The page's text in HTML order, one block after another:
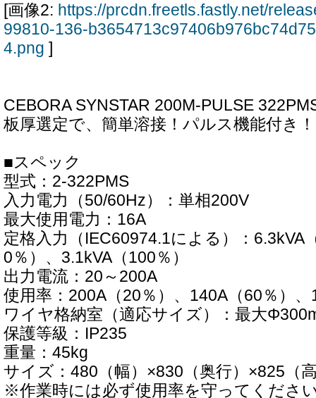
[画像2: https://prcdn.freetls.fastly.net/
99810-136-
4.png ]
CEBORA SYNSTAR 200M-PULSE
板厚選定で、簡単溶接！パルス機能付き！
■スペック
型式：2-322PMS
入力電力（50/60Hz）：単相200V
最大使用電力：16A
定格入力（IEC60974.1による）：6.3kVA
0％）、3.1kVA（100％）
出力電流：20～200A
使用率：200A（20％）、140A（60％）
ワイヤ格納室（適応サイズ）：最大
保護等級：IP235
重量：45kg
サイズ：480（幅）×830（奥行）×825（
※作業時には必ず使用率を守ってくださ